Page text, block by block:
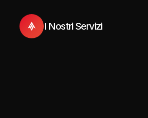
I Nostri Servizi